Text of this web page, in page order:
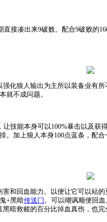
接凑出来9破败。配合9破败的
化狼人输出为主所以装备业有
就不成问题。
让技能本身可以100%暴击以及获
加上狼人本身100点蓝条，配
害和回血能力。以便让它可以站
+黑暗传送门 。可以嘲讽顺便回
暗救赎的百分比掉血真伤，也完